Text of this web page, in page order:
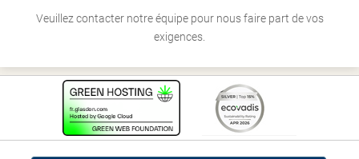
Veuillez contacter notre équipe pour nous faire part de vos
exigences.